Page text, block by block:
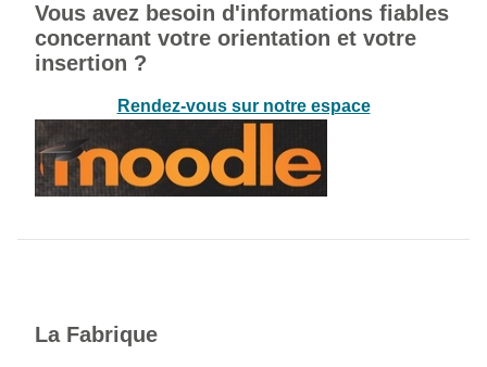
Vous avez besoin d'informations fiables
concernant votre orientation et votre
insertion ?
Rendez-vous sur notre espace
La Fabrique